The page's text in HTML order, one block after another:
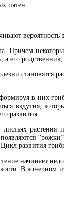
пятен.
вероятность
Причем
родственник,
становятся
в них
вздутия,
развития.
развития
начинает
В